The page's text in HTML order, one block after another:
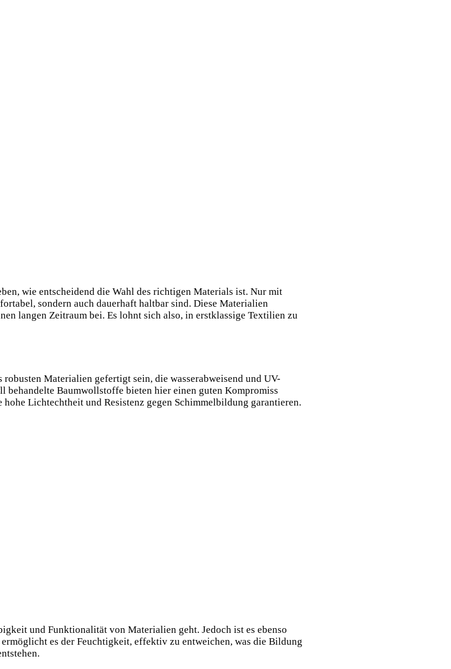
wie entscheidend die Wahl des richtigen Materials ist. Nur mit
sondern auch dauerhaft haltbar sind. Diese Materialien
langen Zeitraum bei. Es lohnt sich also, in erstklassige Textilien zu
Materialien gefertigt sein, die wasserabweisend und UV-
behandelte Baumwollstoffe bieten hier einen guten Kompromiss
Lichtechtheit und Resistenz gegen Schimmelbildung garantieren.
und Funktionalität von Materialien geht. Jedoch ist es ebenso
es der Feuchtigkeit, effektiv zu entweichen, was die Bildung